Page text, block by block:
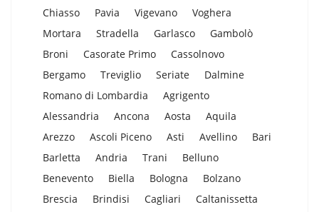
Chiasso
Pavia Vigevano
Voghera
Mortara
Stradella Garlasco
Gambolò
Broni
Casorate Primo
Cassolnovo
Bergamo
Treviglio Seriate
Dalmine
Romano di Lombardia
Agrigento
Alessandria
Ancona Aosta
Aquila
Arezzo
Ascoli Piceno Asti Avellino
Bari
Barletta
Andria Trani
Belluno
Benevento
Biella Bologna
Bolzano
Brescia
Brindisi Cagliari
Caltanissetta